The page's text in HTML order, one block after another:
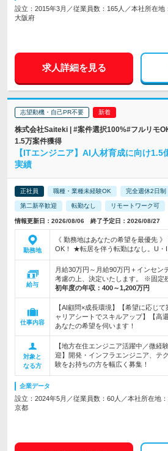
設立：2015年3月／従業員数：165人／本社所在地：
大阪府
求人詳細を見る
志望動機・自己PR不要
株式会社Saiteki | #案件選択100%#フルリモ
1.5万案件獲得
【ITエンジニア】AI人材育成に向け
実績
正社員 職種・業種未経験OK 完全週休2日制
第二新卒歓迎 転勤なし リモートワーク可
情報更新日：2026/08/06 終了予定日：2026/08/27
勤務地
《 勤務地はあなたの希望を最優先
OK！ ★転居を伴う転勤はなし。U・
給与
月給30万円～月給90万円＋インセ
考慮の上、決定いたします。 ※固定
初年度の年収： 400～1,200万円
仕事内容
【AI顧問×成長環境】【希望に応じ
ャリアシートでスキルアップ】【高
あなたの希望を伺います！
対象と
なる方
【地方在住エンジニア活躍中／微経
迎】開発・インフラエンジニア、テ
験をお持ちの方を幅広く募集！
企業データ
設立：2024年5月／従業員数：60人／本社所在地
京都